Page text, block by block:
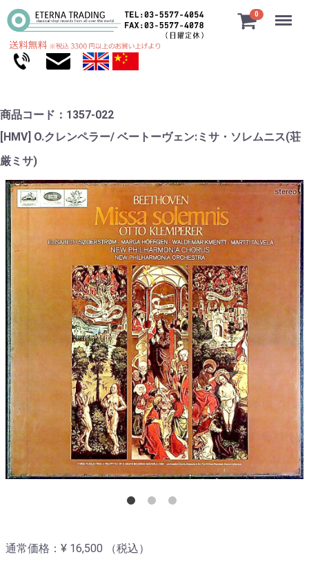
0 Menu
商品コード：1357-022
[HMV‎] O.クレンペラー/ ベートーヴェン:ミサ・ソレムニス(荘
厳ミサ)
通常価格： ¥ 16,500 （税込）